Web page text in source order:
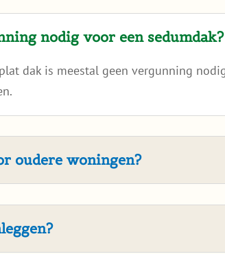
nodig voor een sedumdak?
dak is meestal geen vergunning
oudere woningen?